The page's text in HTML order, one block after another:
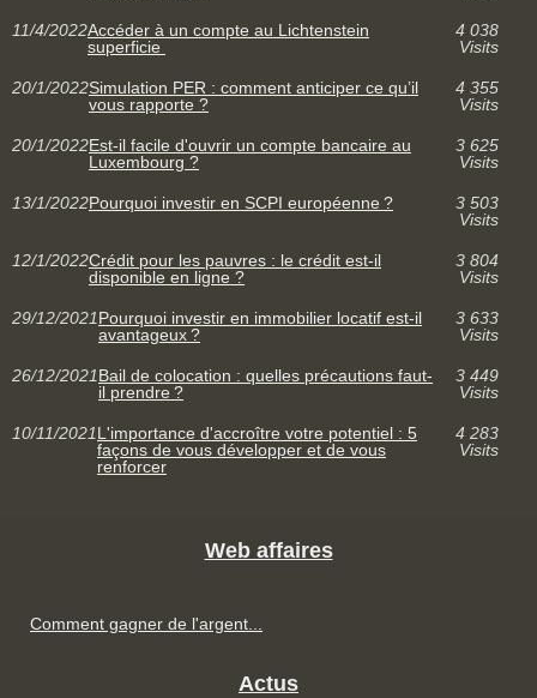
11/4/2022Accéder à un compte au Lichtenstein
superficie
4 038
Visits
20/1/2022Simulation PER : comment anticiper ce qu’il
vous rapporte ?
4 355
Visits
20/1/2022Est-il facile d'ouvrir un compte bancaire au
Luxembourg ?
3 625
Visits
13/1/2022Pourquoi investir en SCPI européenne ?
3 503
Visits
12/1/2022Crédit pour les pauvres : le crédit est-il
disponible en ligne ?
3 804
Visits
29/12/2021Pourquoi investir en immobilier locatif est-il
avantageux ?
3 633
Visits
26/12/2021Bail de colocation : quelles précautions faut-
il prendre ?
3 449
Visits
10/11/2021L'importance d'accroître votre potentiel : 5
façons de vous développer et de vous
renforcer
4 283
Visits
Web affaires
Comment gagner de l'argent...
Actus